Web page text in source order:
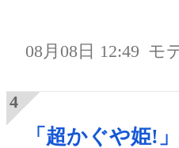
08月08日 12:49 モ
「超かぐや姫!